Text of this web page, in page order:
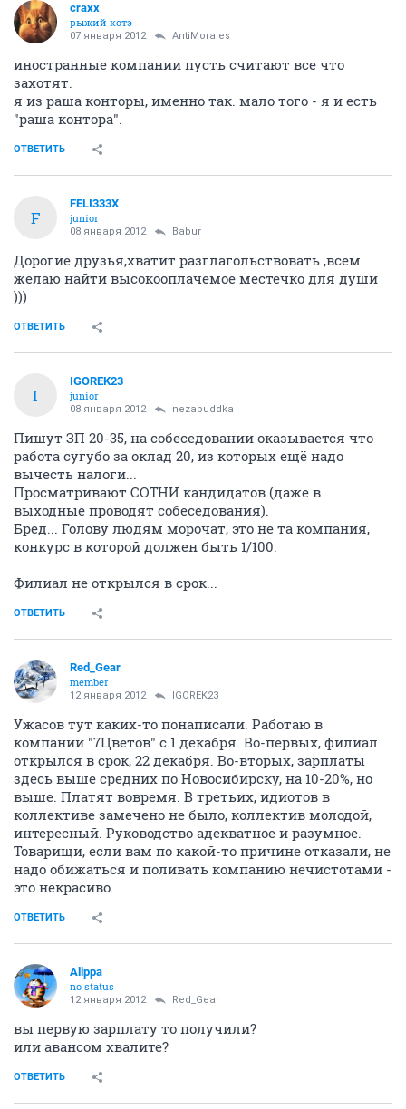
craxx
рыжий котэ
07 января 2012 AntiMorales
иностранные компании пусть считают все что
захотят.
я из раша конторы, именно так. мало того - я и есть
"раша контора".
ОТВЕТИТЬ
F
FELI333X
junior
08 января 2012 Babur
Дорогие друзья,хватит разглагольствовать ,всем
желаю найти высокооплачемое местечко для души
)))
ОТВЕТИТЬ
I
IGOREK23
junior
08 января 2012 nezabuddka
Пишут ЗП 20-35, на собеседовании оказывается что
работа сугубо за оклад 20, из которых ещё надо
вычесть налоги...
Просматривают СОТНИ кандидатов (даже в
выходные проводят собеседования).
Бред... Голову людям морочат, это не та компания,
конкурс в которой должен быть 1/100.
Филиал не открылся в срок...
ОТВЕТИТЬ
Red_Gear
member
12 января 2012 IGOREK23
Ужасов тут каких-то понаписали. Работаю в
компании "7Цветов" с 1 декабря. Во-первых, филиал
открылся в срок, 22 декабря. Во-вторых, зарплаты
здесь выше средних по Новосибирску, на 10-20%, но
выше. Платят вовремя. В третьих, идиотов в
коллективе замечено не было, коллектив молодой,
интересный. Руководство адекватное и разумное.
Товарищи, если вам по какой-то причине отказали, не
надо обижаться и поливать компанию нечистотами -
это некрасиво.
ОТВЕТИТЬ
Alippa
no status
12 января 2012 Red_Gear
вы первую зарплату то получили?
или авансом хвалите?
ОТВЕТИТЬ